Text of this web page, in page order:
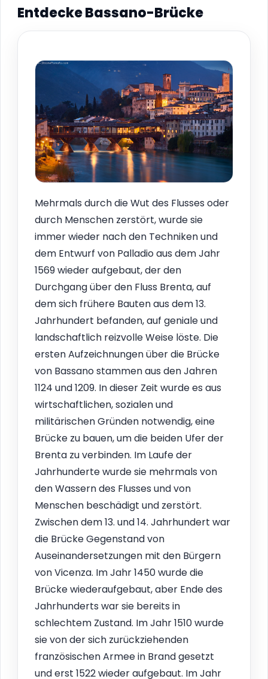
Entdecke Bassano-Brücke
Mehrmals durch die Wut des Flusses oder
durch Menschen zerstört, wurde sie
immer wieder nach den Techniken und
dem Entwurf von Palladio aus dem Jahr
1569 wieder aufgebaut, der den
Durchgang über den Fluss Brenta, auf
dem sich frühere Bauten aus dem 13.
Jahrhundert befanden, auf geniale und
landschaftlich reizvolle Weise löste. Die
ersten Aufzeichnungen über die Brücke
von Bassano stammen aus den Jahren
1124 und 1209. In dieser Zeit wurde es aus
wirtschaftlichen, sozialen und
militärischen Gründen notwendig, eine
Brücke zu bauen, um die beiden Ufer der
Brenta zu verbinden. Im Laufe der
Jahrhunderte wurde sie mehrmals von
den Wassern des Flusses und von
Menschen beschädigt und zerstört.
Zwischen dem 13. und 14. Jahrhundert war
die Brücke Gegenstand von
Auseinandersetzungen mit den Bürgern
von Vicenza. Im Jahr 1450 wurde die
Brücke wiederaufgebaut, aber Ende des
Jahrhunderts war sie bereits in
schlechtem Zustand. Im Jahr 1510 wurde
sie von der sich zurückziehenden
französischen Armee in Brand gesetzt
und erst 1522 wieder aufgebaut. Im Jahr